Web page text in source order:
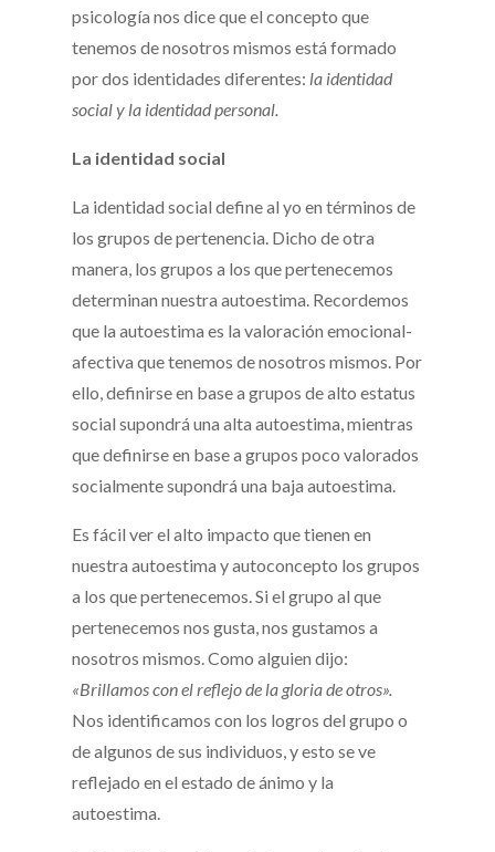
psicología nos dice que el concepto que
tenemos de nosotros mismos está formado
por dos identidades diferentes: la identidad
social y la identidad personal.
La identidad social
La identidad social define al yo en términos de
los grupos de pertenencia. Dicho de otra
manera, los grupos a los que pertenecemos
determinan nuestra autoestima. Recordemos
que la autoestima es la valoración emocional-
afectiva que tenemos de nosotros mismos. Por
ello, definirse en base a grupos de alto estatus
social supondrá una alta autoestima, mientras
que definirse en base a grupos poco valorados
socialmente supondrá una baja autoestima.
Es fácil ver el alto impacto que tienen en
nuestra autoestima y autoconcepto los grupos
a los que pertenecemos. Si el grupo al que
pertenecemos nos gusta, nos gustamos a
nosotros mismos. Como alguien dijo:
«Brillamos con el reflejo de la gloria de otros».
Nos identificamos con los logros del grupo o
de algunos de sus individuos, y esto se ve
reflejado en el estado de ánimo y la
autoestima.